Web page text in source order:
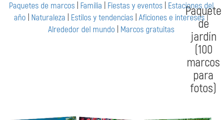
Paquetes de marcos Familia Fiestas y eventos Estaciones del
año
Naturaleza Estilos y tendencias Aficiones e intereses
Alrededor del mundo
Marcos gratuitas
Paquete
de
jardín
(100
marcos
para
fotos)